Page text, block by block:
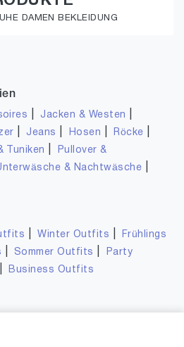
DAMEN BEKLEIDUNG
Jacken & Westen
Jeans Hosen Röcke
Tuniken
Pullover &
& Nachtwäsche
|Winter Outfits
Frühlings
Sommer Outfits
Party
Business Outfits